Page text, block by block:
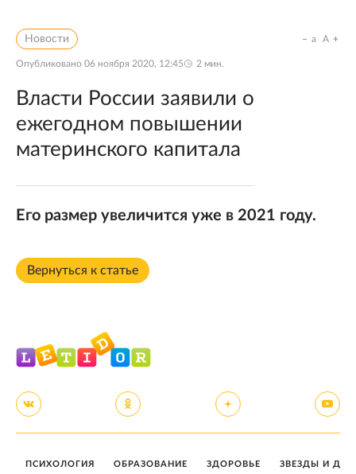
Новости
Опубликовано 06 ноября 2020, 12:45 2 мин.
a A
Власти России заявили о
ежегодном повышении
материнского капитала
Его размер увеличится уже в 2021 году.
Вернуться к статье
ПСИХОЛОГИЯ ОБРАЗОВАНИЕ ЗДОРОВЬЕ ЗВЕЗДЫ И